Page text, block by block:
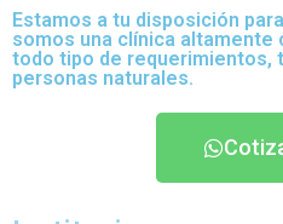
Estamos a tu disposición
somos una clínica altamente
todo tipo de requerimientos,
personas naturales.